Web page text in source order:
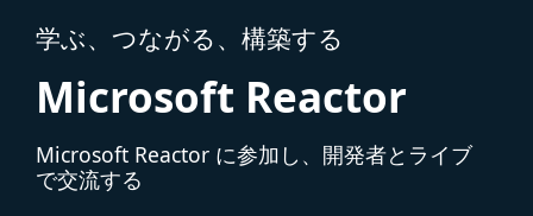
学ぶ、つながる、構築する
Microsoft Reactor
Microsoft Reactor に参加し、開発者とライブ
で交流する